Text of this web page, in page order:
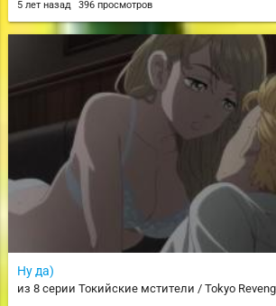
5 лет назад 396 просмотров
Ну да)
из 8 серии Токийские мстители / Tokyo